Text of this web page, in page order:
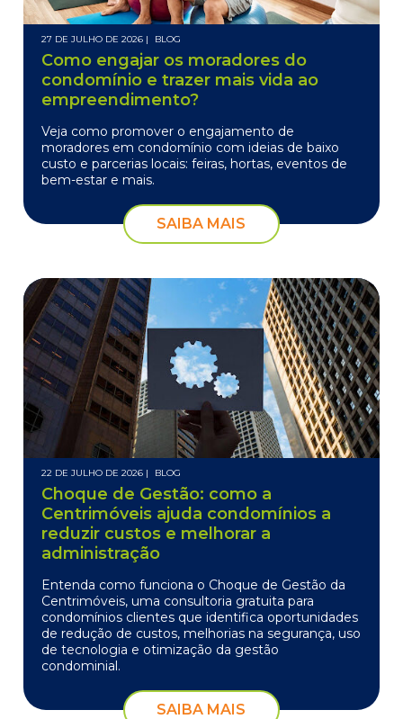
27 DE JULHO DE 2026 | BLOG
Como engajar os moradores do
condomínio e trazer mais vida ao
empreendimento?
Veja como promover o engajamento de
moradores em condomínio com ideias de baixo
custo e parcerias locais: feiras, hortas, eventos de
bem-estar e mais.
SAIBA MAIS
22 DE JULHO DE 2026 | BLOG
Choque de Gestão: como a
Centrimóveis ajuda condomínios a
reduzir custos e melhorar a
administração
Entenda como funciona o Choque de Gestão da
Centrimóveis, uma consultoria gratuita para
condomínios clientes que identifica oportunidades
de redução de custos, melhorias na segurança, uso
de tecnologia e otimização da gestão
condominial.
SAIBA MAIS